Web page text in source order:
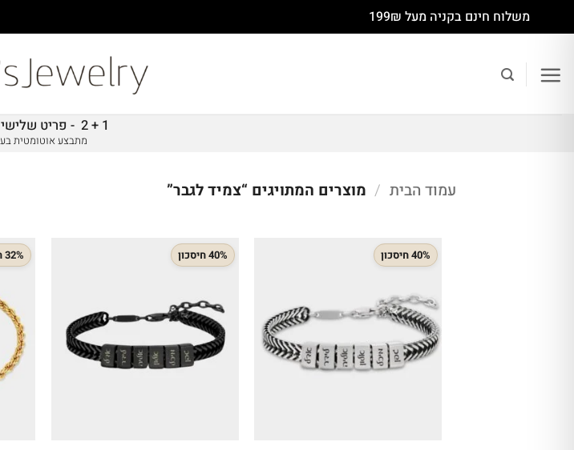
to
content
משלוח חינם בקניה מעל 199₪
1 + 2 - פריט שלישי בחינם
מתבצע אוטומטית
עמוד הבית / מוצרים המתויגים “צמיד לגבר”
40% חיסכון 40% חיסכון 32% חיסכון